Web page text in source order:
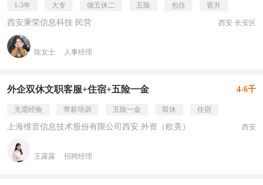
1-3年 大专 做五休二 五险 包住 晋升
西安秉荣信息科技 民营 西安·长安区
陈女士 人事经理
外企双休文职客服+住宿+五险一金 4-6千
无需经验 带薪培训 五险一金 双休 住宿
上海维音信息技术股份有限公司西安 外资（欧美） 西安
王露露 招聘经理